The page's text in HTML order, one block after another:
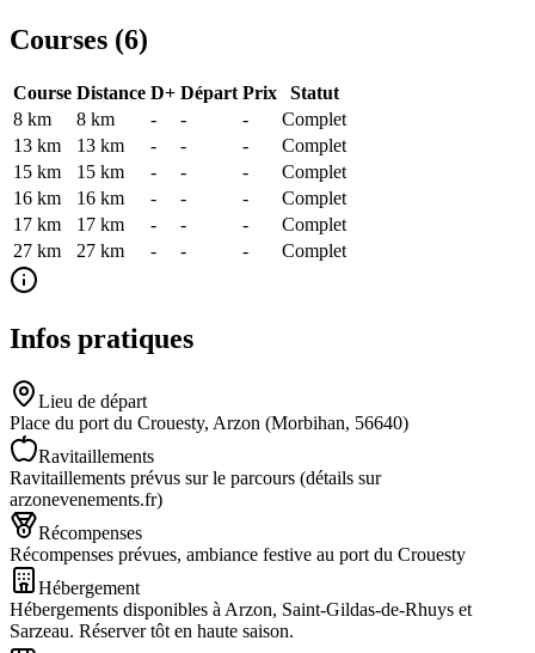
Courses (6)
Course Distance D+ Départ Prix
Statut
8 km
8 km - - -
Complet
13 km
13 km - - -
Complet
15 km
15 km - - -
Complet
16 km
16 km - - -
Complet
17 km
17 km - - -
Complet
27 km
27 km - - - Complet
Infos pratiques
Lieu de départ
Place du port du Crouesty, Arzon (Morbihan, 56640)
Ravitaillements
Ravitaillements prévus sur le parcours (détails sur
arzonevenements.fr)
Récompenses
Récompenses prévues, ambiance festive au port du Crouesty
Hébergement
Hébergements disponibles à Arzon, Saint-Gildas-de-Rhuys et
Sarzeau. Réserver tôt en haute saison.